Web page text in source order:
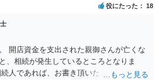
役にたった 18
開店資金を支出された親御さんが亡くな
、相続が発生しているところとなりま
人であれば、お書き頂いたような方法で